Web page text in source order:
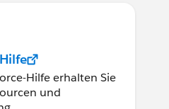
Hilfe erhalten Sie
und